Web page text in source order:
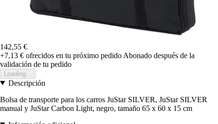
142,55 €
+7,13 € ofrecidos en tu próximo pedido Abonado después de la
validación de tu pedido
Loading...
Descripción
Bolsa de transporte para los carros JuStar SILVER, JuStar SILVER
manual y JuStar Carbon Light, negro, tamaño 65 x 60 x 15 cm